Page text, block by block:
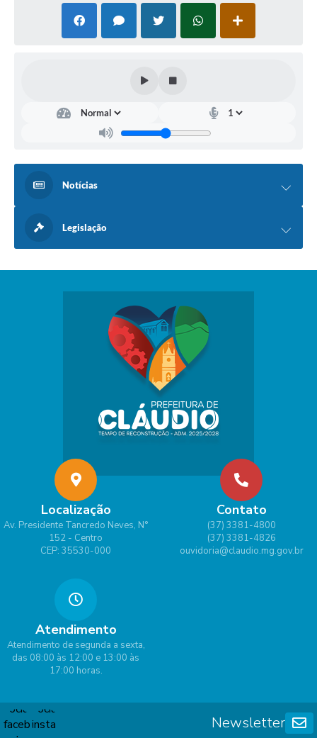
Notícias
Legislação
Localização
Av. Presidente Tancredo Neves, N°
152 - Centro
CEP: 35530-000
Contato
(37) 3381-4800
(37) 3381-4826
ouvidoria@claudio.mg.gov.br
Atendimento
Atendimento de segunda a sexta,
das 08:00 às 12:00 e 13:00 às
17:00 horas.
Newsletter